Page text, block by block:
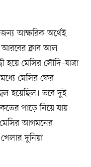
আক্ষরিক অর্থেই
আরবের ক্লাব আল
হয়ে মেসির সৌদি–যাত্রা
মেসির ফের
হয়েছিল। তবে দুই
পাড়ে নিয়ে যায়
মেসির আগমনের
দুনিয়া।